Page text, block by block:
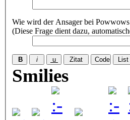
Wie wird der Ansager bei Powwows
(Diese Frage dient dazu,
Smilies